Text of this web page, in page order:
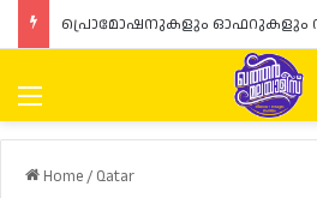
Menu
Home/ Qatar